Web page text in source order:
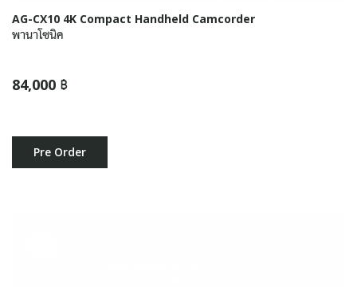
AG-CX10 4K Compact Handheld Camcorder
พานาโซนิค
84,000 ฿
Pre Order